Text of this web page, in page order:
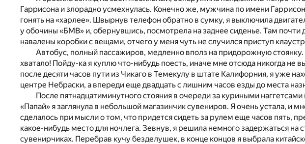
Гаррисона и злорадно усмехнулась. Конечно же, мужчина по имени
гонять на «харлее». Швырнув телефон обратно в сумку, я выключила
у обочины «БМВ» и, обернувшись, посмотрела на заднее сиденье. Там почти
навалены коробки с вещами, отчего у меня чуть не случился приступ
Автобус, полный пассажиров, медленно вполз на придорожную стоянку.
хватало! Пойду-ка я куплю что-нибудь поесть, иначе мне отсюда никогда не
после десяти часов пути из Чикаго в Темекулу в штате Калифорния, я уже
центре Небраски, а впереди еще двадцать с лишним часов езды до места
После пятнадцатиминутного стояния в очереди за куриными наггетсами
«Папай» я заглянула в небольшой магазинчик сувениров. Я очень устала, и
сделалось при мысли о том, что придется сидеть за рулем еще часов пять,
какое-нибудь место для ночлега. Зевнув, я решила немного задержаться на
сувенирчиках. Перебрав кучу безделушек, в конце концов я выбрала